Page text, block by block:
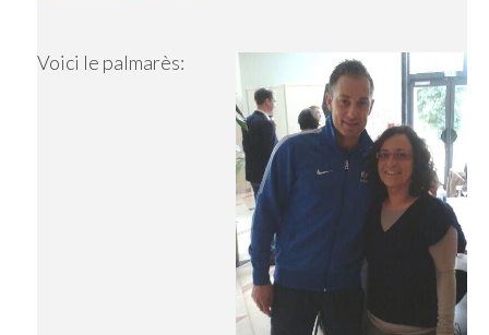
Voici le palmarès: